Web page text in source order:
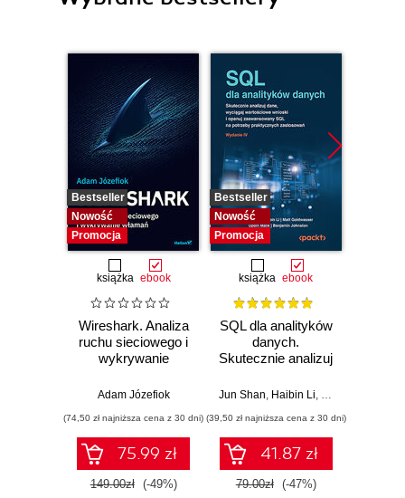
Bestseller
Nowość
Promocja
książka ebook
Wireshark. Analiza
ruchu sieciowego i
wykrywanie
Adam Józefiok
(74,50 zł najniższa cena z 30 dni)
75.99 zł
149.00zł (-49%)
Bestseller
Nowość
Promocja
książka ebook
SQL dla analityków
danych.
Skutecznie analizuj
wartościowe
zaawansowany
SQL na potrzeby
praktycznych
zastosowań.
Wydanie IV
Jun Shan, Haibin Li, Matt Goldwasser
(39,50 zł najniższa cena z 30 dni)
41.87 zł
79.00zł (-47%)